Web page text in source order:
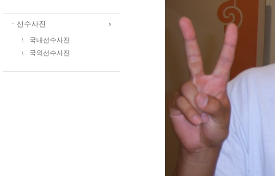
ㆍ선수사진
국내선수사진
국외선수사진